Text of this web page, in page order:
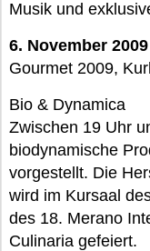
Musik und
6. November 2009
Gourmet 2009,
Bio & Dynamica
Zwischen 19 Uhr
biodynamische
vorgestellt. Die
wird im Kursaal
des 18. Merano
Culinaria gefeiert.